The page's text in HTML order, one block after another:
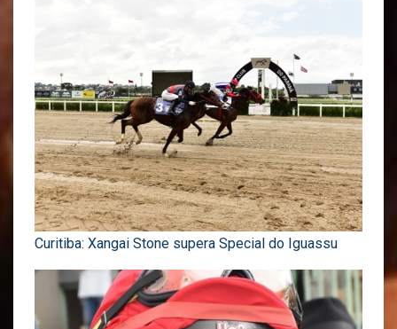
Curitiba: Xangai Stone supera Special do Iguassu